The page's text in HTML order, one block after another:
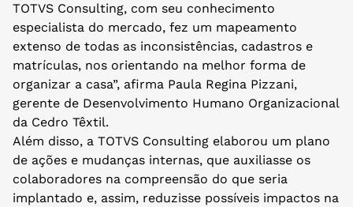
TOTVS Consulting, com seu conhecimento
especialista do mercado, fez um mapeamento
extenso de todas as inconsistências, cadastros e
matrículas, nos orientando na melhor forma de
organizar a casa”, afirma Paula Regina Pizzani,
gerente de Desenvolvimento Humano Organizacional
da Cedro Têxtil.
Além disso, a TOTVS Consulting elaborou um plano
de ações e mudanças internas, que auxiliasse os
colaboradores na compreensão do que seria
implantado e, assim, reduzisse possíveis impactos na